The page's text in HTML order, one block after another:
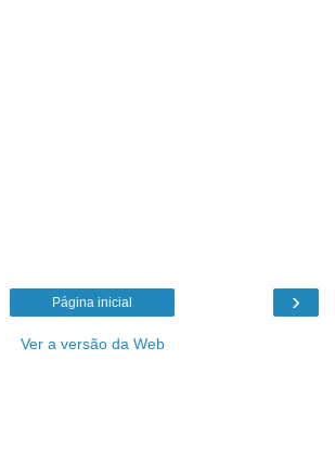
›
Página inicial
Ver a versão da Web